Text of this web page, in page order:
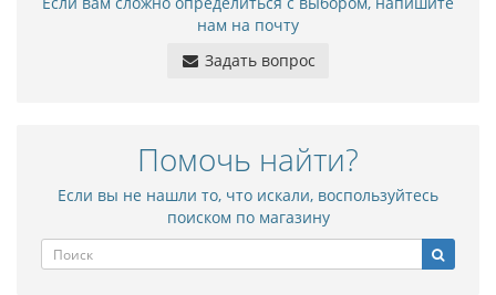
нам на почту
Задать вопрос
Помочь найти?
Если вы не нашли то, что искали, воспользуйтесь
поиском по магазину